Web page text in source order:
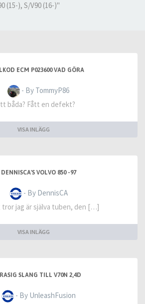
(15-), S/V90 (16-)"
ECM P023600 VAD GÖRA
- By TommyP86
båda? Fått en defekt?
VISA INLÄGG
DENNISCA'S VOLVO 850 -97
- By DennisCA
tror jag är själva tuben, den […]
VISA INLÄGG
SLANG TILL V70N 2,4D
- By UnleashFusion